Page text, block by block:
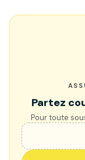
Partez
Pour toute